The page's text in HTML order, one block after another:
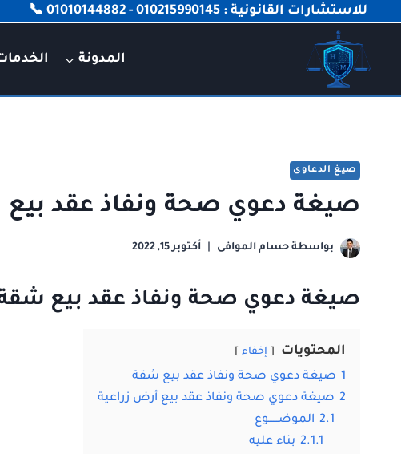
التجاوز
المحتوى
للاستشارات القانونية : 010215990145 - 01010144882 📞
المدونة
صيغ الدعاوى
صيغة دعوي صحة ونفاذ عقد بيع
بواسطة حسام الموافى أكتوبر 15, 2022
صيغة دعوي صحة ونفاذ عقد بيع
المحتويات إخفاء
1 صيغة دعوي صحة ونفاذ عقد بيع شقة
2 صيغة دعوي صحة ونفاذ عقد بيع أرض زراعية
2.1 الموضــــــوع
2.1.1 بناء عليه